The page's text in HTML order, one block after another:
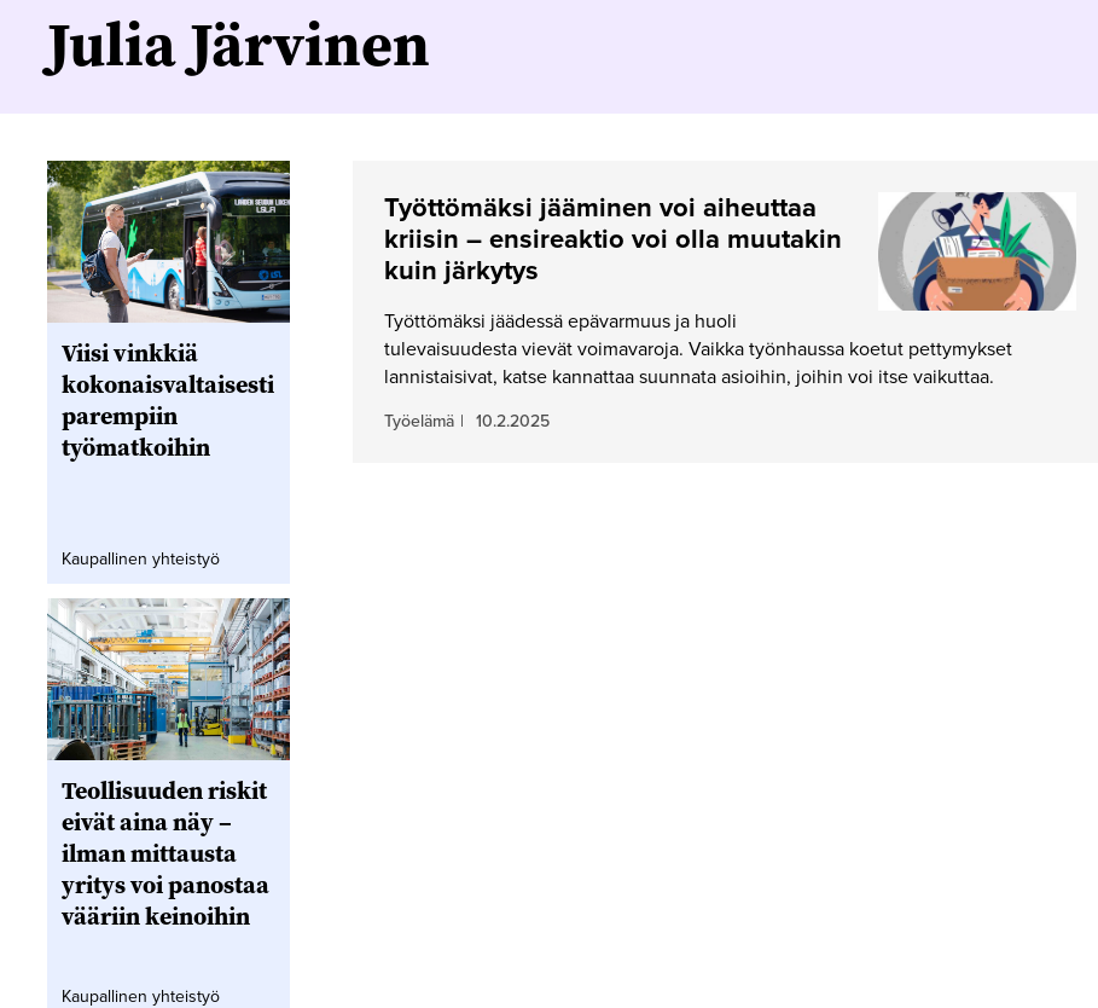
Julia Järvinen
Työttömäksi jääminen voi aiheuttaa
kriisin – ensireaktio voi olla muutakin
kuin järkytys
Työttömäksi jäädessä epävarmuus ja huoli
tulevaisuudesta vievät voimavaroja. Vaikka työnhaussa koetut pettymykset
lannistaisivat, katse kannattaa suunnata asioihin, joihin voi itse vaikuttaa.
Työelämä | 10.2.2025
Viisi vinkkiä
kokonaisvaltaisesti
parempiin
työmatkoihin
Kaupallinen yhteistyö
Teollisuuden riskit
eivät aina näy –
ilman mittausta
yritys voi panostaa
vääriin keinoihin
Kaupallinen yhteistyö